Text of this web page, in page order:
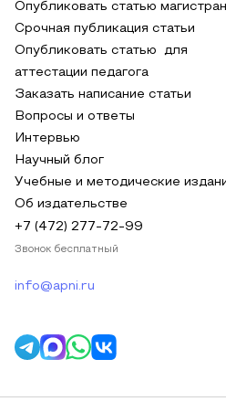
Опубликовать статью
Срочная публикация статьи
Опубликовать статью для
аттестации педагога
Заказать написание статьи
Вопросы и ответы
Интервью
Научный блог
Учебные и методические
Об издательстве
+7 (472) 277-72-99
Звонок бесплатный
info@apni.ru